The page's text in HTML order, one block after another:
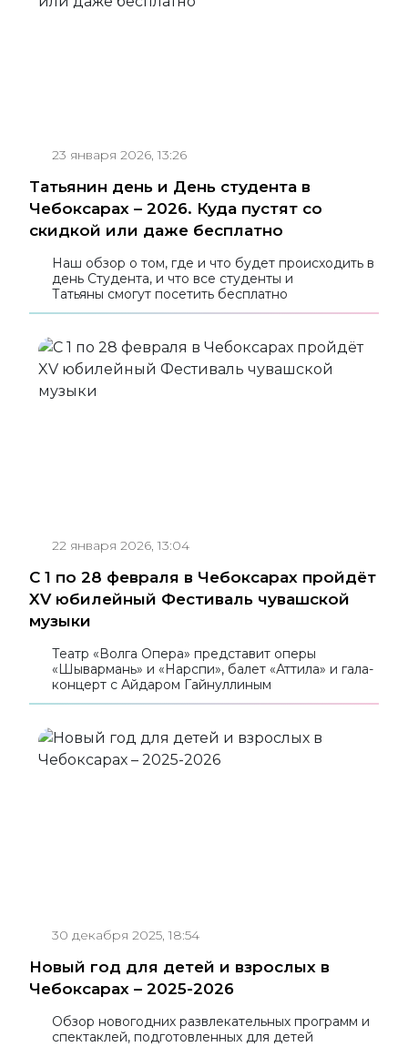
23 января 2026, 13:26
Татьянин день и День студента в
Чебоксарах – 2026. Куда пустят со
скидкой или даже бесплатно
Наш обзор о том, где и что будет происходить в
день Студента, и что все студенты и
Татьяны смогут посетить бесплатно
22 января 2026, 13:04
С 1 по 28 февраля в Чебоксарах пройдёт
XV юбилейный Фестиваль чувашской
музыки
Театр «Волга Опера» представит оперы
«Шывармань» и «Нарспи», балет «Аттила» и гала-
концерт с Айдаром Гайнуллиным
30 декабря 2025, 18:54
Новый год для детей и взрослых в
Чебоксарах – 2025-2026
Обзор новогодних развлекательных программ и
спектаклей, подготовленных для детей